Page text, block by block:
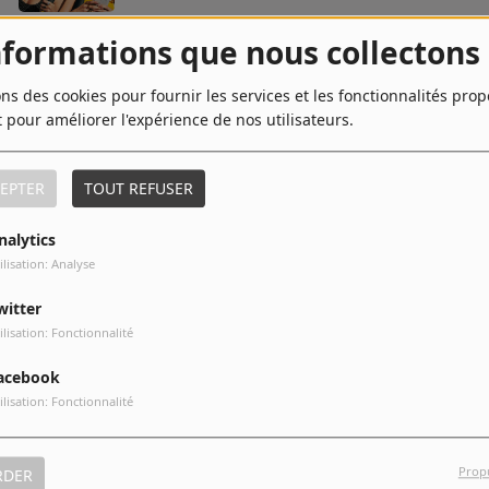
que nous collectons
des cookies pour fournir les services et les fonctionnalités
pour améliorer l'expérience de nos utilisateurs.
TOUT REFUSER
Analyse
Fonctionnalité
Fonctionnalité